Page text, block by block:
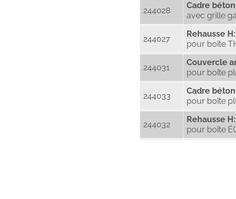
244028
Cadre
avec grille
244027
Rehausse
pour boîte
244031
Couvercle
pour boîte
244033
Cadre béton
pour boîte
244032
Rehausse
pour boîte